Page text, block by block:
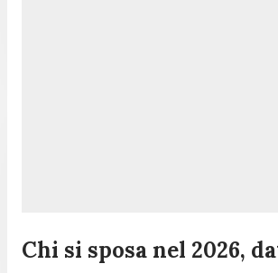
Chi si sposa nel 2026,